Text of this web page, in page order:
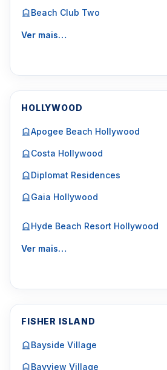
Beach Club Two
Ver mais…
HOLLYWOOD
Apogee Beach Hollywood
Costa Hollywood
Diplomat Residences
Gaia Hollywood
Hyde Beach Resort Hollywood
Ver mais…
FISHER ISLAND
Bayside Village
Bayview Village